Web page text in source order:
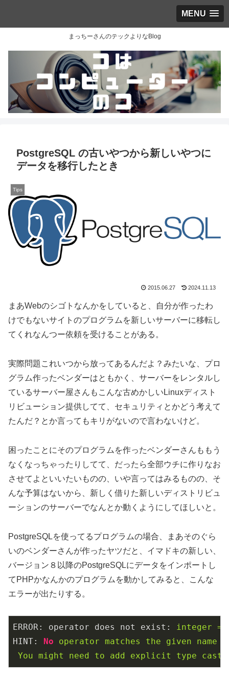
MENU
まっちーさんのテックよりなBlog
PostgreSQL の古いやつから新しいやつに
データを移行したとき
Tips
2015.06.27 2024.11.13
まあWebのシゴトなんかをしていると、自分が作ったわ
けでもないサイトのプログラムを新しいサーバーに移転し
てくれなんつー依頼を受けることがある。
実際問題これいつから放ってあるんだよ？みたいな、プロ
グラム作ったベンダーはともかく、サーバーをレンタルし
ているサーバー屋さんもこんな古めかしいLinuxディスト
リビューション提供してて、セキュリティとかどう考えて
たんだ？とか言ってもキリがないので言わないけど。
困ったことにそのプログラムを作ったベンダーさんももう
なくなっちゃったりしてて、だったら全部ウチに作りなお
させてよといいたいものの、いや言ってはみるものの、そ
んな予算はないから、新しく借りた新しいディストリビュ
ーションのサーバーでなんとか動くようにしてほしいと。
PostgreSQLを使ってるプログラムの場合、まあそのぐら
いのベンダーさんが作ったヤツだと、イマドキの新しい、
バージョン８以降のPostgreSQLにデータをインポートし
てPHPかなんかのプログラムを動かしてみると、こんな
エラーが出たりする。
ERROR: operator does not exist: integer =
HINT:
No operator matches the given name
You might need to add explicit type